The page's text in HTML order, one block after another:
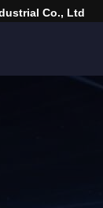
Co., Ltd